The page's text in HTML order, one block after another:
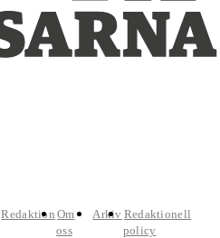
Redaktion Om
oss
Arkiv Redaktionell
policy